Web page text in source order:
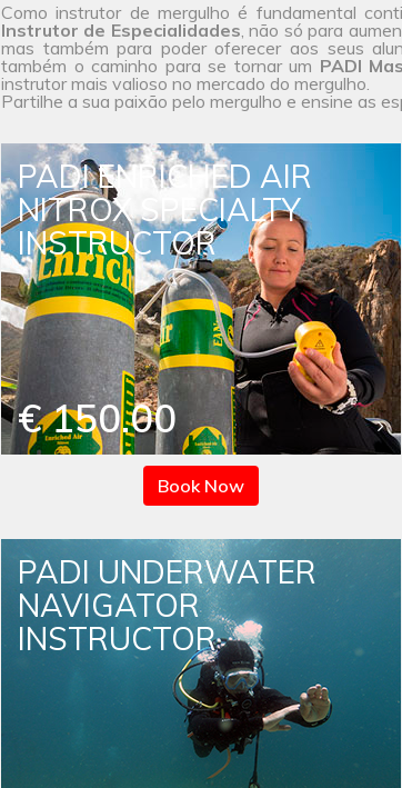
Como instrutor de mergulho é fundamental
Instrutor de Especialidades, não só para
mas também para poder oferecer aos seus
também o caminho para se tornar um PADI
instrutor mais valioso no mercado do mergulho.
Partilhe a sua paixão pelo mergulho e ensine as
PADI ENRICHED AIR
NITROX SPECIALTY
INSTRUCTOR
€ 150.00
Book Now
PADI UNDERWATER
NAVIGATOR
INSTRUCTOR